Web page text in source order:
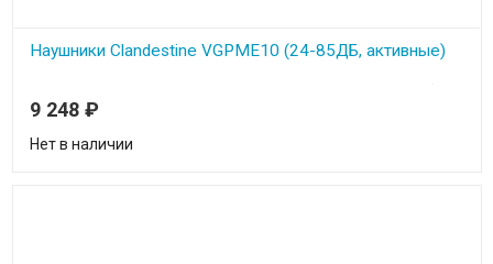
Наушники Clandestine VGPME10 (24-85ДБ, активные)
85ДБ) - полноразмерные профессиональные защитные наушники
закрытого типа с активным шумоподавлением
9 248 ₽
Нет в наличии